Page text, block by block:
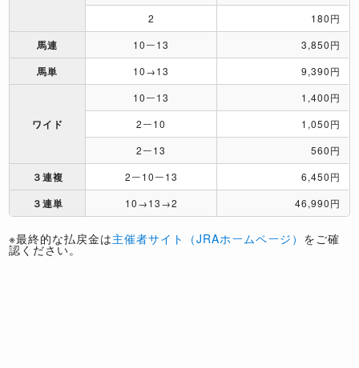
2
180円
馬連 10ー13 3,850円
馬単 10→13 9,390円
ワイド
10ー13
1,400円
2ー10
1,050円
2ー13
560円
３連複 2ー10ー13 6,450円
３連単 10→13→2 46,990円
※最終的な払戻金は主催者サイト（JRAホームページ） をご確
認ください。